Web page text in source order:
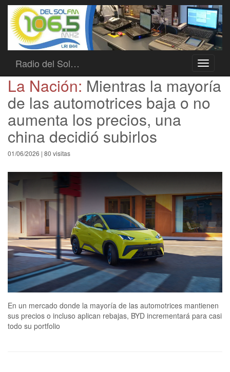
Toggle
Radio del Sol…
La Nación: Mientras la mayoría
de las automotrices baja o no
aumenta los precios, una
china decidió subirlos
01/06/2026 | 80 visitas
En un mercado donde la mayoría de las automotrices mantienen
sus precios o incluso aplican rebajas, BYD incrementará para casi
todo su portfolio